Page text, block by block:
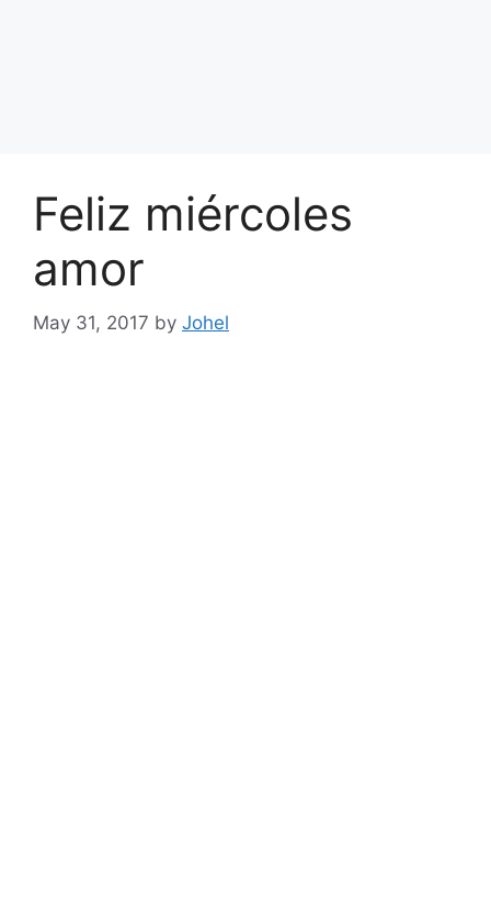
Feliz miércoles
amor
May 31, 2017 by Johel